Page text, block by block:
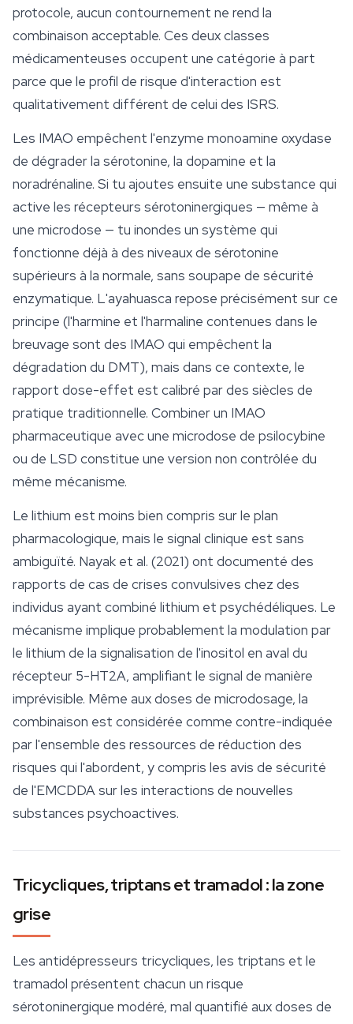
protocole, aucun contournement ne rend la
combinaison acceptable. Ces deux classes
médicamenteuses occupent une catégorie à part
parce que le profil de risque d'interaction est
qualitativement différent de celui des ISRS.
Les IMAO empêchent l'enzyme monoamine oxydase
de dégrader la sérotonine, la dopamine et la
noradrénaline. Si tu ajoutes ensuite une substance qui
active les récepteurs sérotoninergiques — même à
une microdose — tu inondes un système qui
fonctionne déjà à des niveaux de sérotonine
supérieurs à la normale, sans soupape de sécurité
enzymatique. L'ayahuasca repose précisément sur ce
principe (l'harmine et l'harmaline contenues dans le
breuvage sont des IMAO qui empêchent la
dégradation du DMT), mais dans ce contexte, le
rapport dose-effet est calibré par des siècles de
pratique traditionnelle. Combiner un IMAO
pharmaceutique avec une microdose de psilocybine
ou de LSD constitue une version non contrôlée du
même mécanisme.
Le lithium est moins bien compris sur le plan
pharmacologique, mais le signal clinique est sans
ambiguïté. Nayak et al. (2021) ont documenté des
rapports de cas de crises convulsives chez des
individus ayant combiné lithium et psychédéliques. Le
mécanisme implique probablement la modulation par
le lithium de la signalisation de l'inositol en aval du
récepteur 5-HT2A, amplifiant le signal de manière
imprévisible. Même aux doses de microdosage, la
combinaison est considérée comme contre-indiquée
par l'ensemble des ressources de réduction des
risques qui l'abordent, y compris les avis de sécurité
de l'EMCDDA sur les interactions de nouvelles
substances psychoactives.
Tricycliques, triptans et tramadol : la zone
grise
Les antidépresseurs tricycliques, les triptans et le
tramadol présentent chacun un risque
sérotoninergique modéré, mal quantifié aux doses de